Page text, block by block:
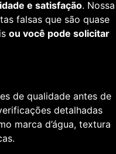
e satisfação. Nossa
falsas que são quase
ou você pode solicitar
de qualidade antes de
detalhadas
marca d’água, textura